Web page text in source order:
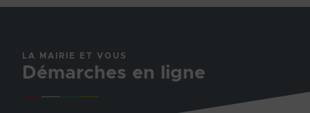
LA MAIRIE ET VOUS
Démarches en ligne